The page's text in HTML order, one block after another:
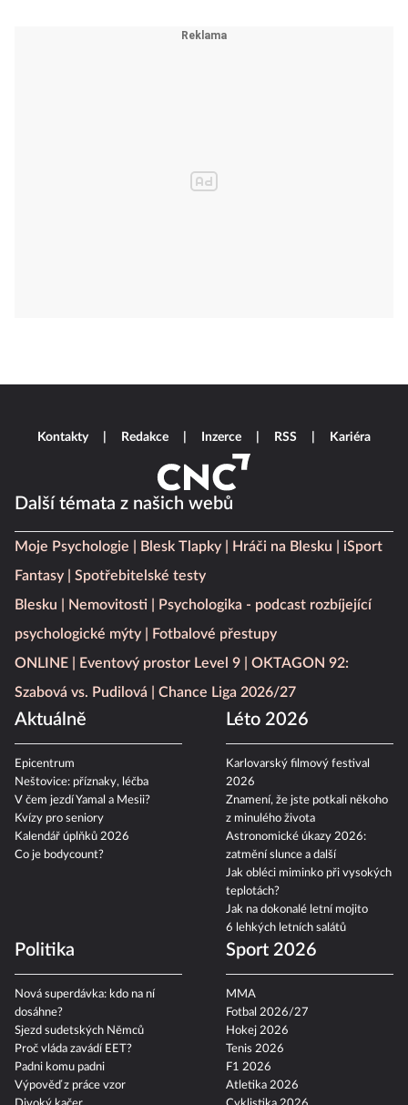
Další témata z našich webů
Moje Psychologie Blesk Tlapky Hráči na Blesku
iSport
Fantasy
Spotřebitelské testy
Blesku
Nemovitosti
Psychologika - podcast rozbíjející
psychologické mýty
Fotbalové přestupy
ONLINE
Eventový prostor Level 9
OKTAGON 92:
Szabová vs. Pudilová
Chance Liga 2026/27
Aktuálně
Epicentrum
Neštovice: příznaky, léčba
V čem jezdí Yamal a Mesii?
Kvízy pro seniory
Kalendář úplňků 2026
Co je bodycount?
Léto 2026
Karlovarský filmový festival
2026
Znamení, že jste potkali někoho
z minulého života
Astronomické úkazy 2026:
zatmění slunce a další
Jak obléci miminko při vysokých
teplotách?
Jak na dokonalé letní mojito
6 lehkých letních salátů
Politika
Nová superdávka: kdo na ní
dosáhne?
Sjezd sudetských Němců
Proč vláda zavádí EET?
Padni komu padni
Výpověď z práce vzor
Sport 2026
MMA
Fotbal 2026/27
Hokej 2026
Tenis 2026
F1 2026
Atletika 2026
Kontakty Redakce Inzerce RSS Kariéra